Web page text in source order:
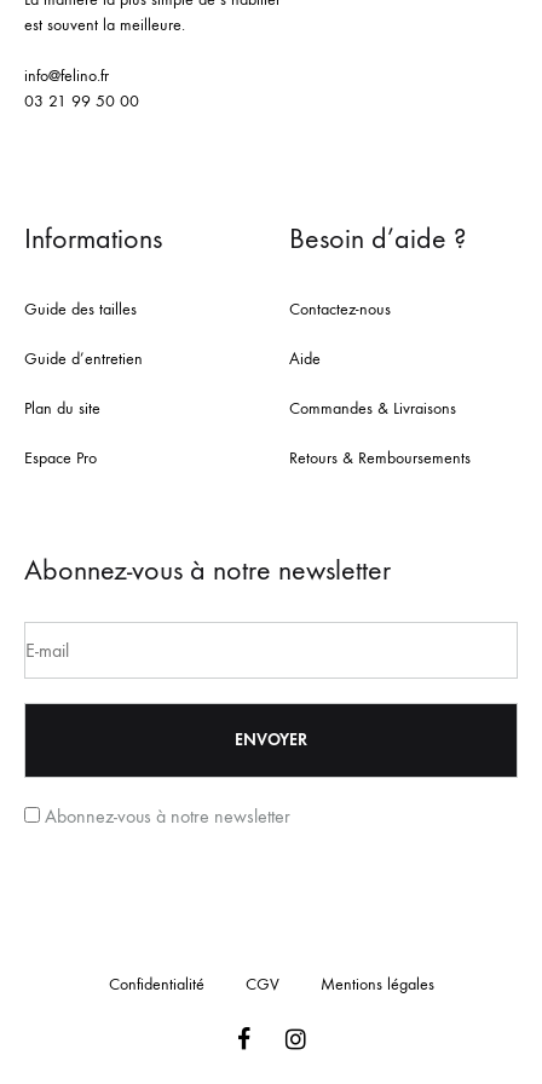
est souvent la meilleure.
info@felino.fr
03 21 99 50 00
Informations
Guide des tailles
Guide d’entretien
Plan du site
Espace Pro
Besoin d’aide ?
Contactez-nous
Aide
Commandes & Livraisons
Retours & Remboursements
Abonnez-vous à notre newsletter
Abonnez-vous à notre newsletter
Confidentialité CGV Mentions légales
FacebookInstagram